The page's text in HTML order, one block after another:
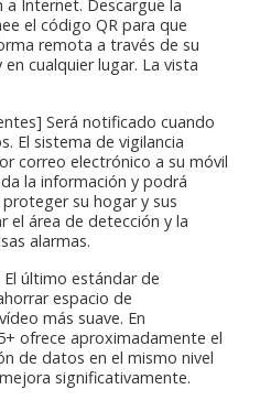
a Internet. Descargue la
el código QR para que
remota a través de su
cualquier lugar. La vista
Será notificado cuando
El sistema de vigilancia
correo electrónico a su móvil
la información y podrá
su hogar y sus
el área de detección y la
alarmas.
El último estándar de
espacio de
más suave. En
ofrece aproximadamente el
de datos en el mismo nivel
significativamente.